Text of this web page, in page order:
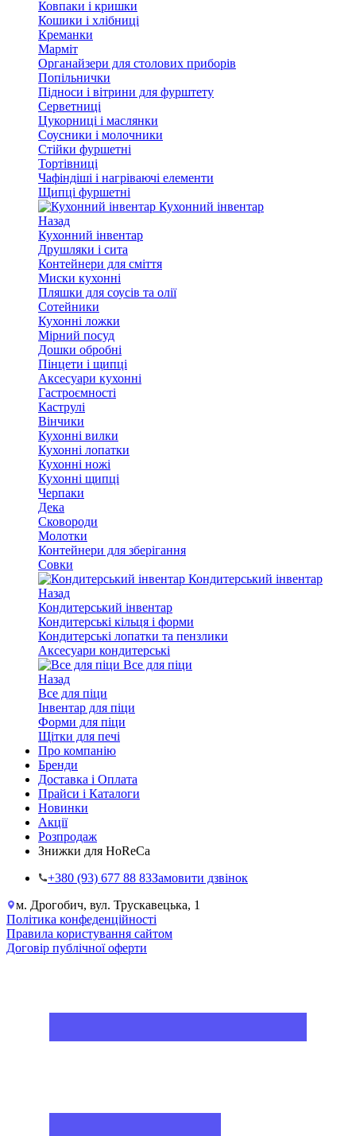
Ковпаки і кришки
Кошики і хлібниці
Креманки
Марміт
Органайзери для столових приборів
Попільнички
Підноси і вітрини для фурштету
Серветниці
Цукорниці і маслянки
Соусники і молочники
Стійки фуршетні
Тортівниці
Чафіндіші і нагріваючі елементи
Щипці фуршетні
Кухонний інвентар
Назад
Кухонний інвентар
Друшляки і сита
Контейнери для сміття
Миски кухонні
Пляшки для соусів та олії
Сотейники
Кухонні ложки
Мірний посуд
Дошки обробні
Пінцети і щипці
Аксесуари кухонні
Гастроємності
Каструлі
Вінчики
Кухонні вилки
Кухонні лопатки
Кухонні ножі
Кухонні щипці
Черпаки
Дека
Сковороди
Молотки
Контейнери для зберігання
Совки
Кондитерський інвентар
Назад
Кондитерський інвентар
Кондитерські кільця і форми
Кондитерські лопатки та пензлики
Аксесуари кондитерські
Все для піци
Назад
Все для піци
Інвентар для піци
Форми для піци
Щітки для печі
Про компанію
Бренди
Доставка і Оплата
Прайси і Каталоги
Новинки
Акції
Розпродаж
Знижки для HoReCa
+38‎0 (93) 677 88 83Замовити дзвінок
м. Дрогобич, вул. Трускавецька, 1
Політика конфеденційності
Правила користування сайтом
Договір публічної оферти